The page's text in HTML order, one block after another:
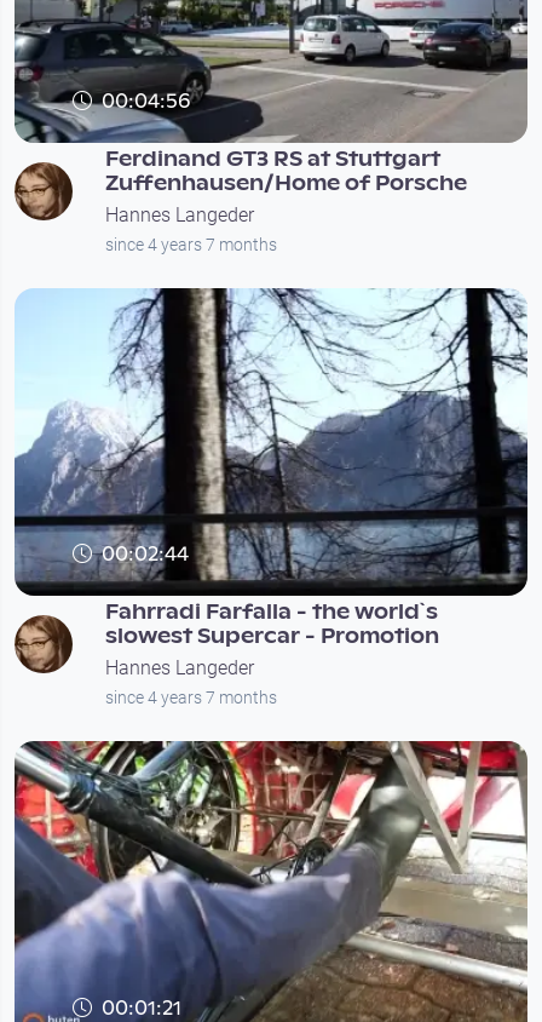
00:04:56
Ferdinand GT3 RS at Stuttgart
Zuffenhausen/Home of Porsche
Hannes Langeder
since 4 years 7 months
00:02:44
Fahrradi Farfalla - the world`s
slowest Supercar - Promotion
Hannes Langeder
since 4 years 7 months
00:01:21